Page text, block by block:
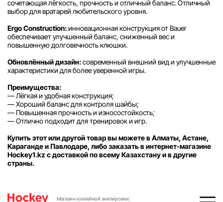
сочетающая лёгкость, прочность и отличный баланс. Отличный
выбор для вратарей любительского уровня.
Ergo Construction:инновационная конструкция от Bauer
обеспечивает улучшенный баланс, сниженный вес и
повышенную долговечность клюшки.
Обновлённый дизайн:современный внешний вид и улучшенные
характеристики для более уверенной игры.
Преимущества:
— Лёгкая и удобная конструкция;
— Хороший баланс для контроля шайбы;
— Повышенная прочность и износостойкость;
— Отлично подходит для тренировок и игр.
Купить этот или другой товар вы можете в Алматы, Астане,
Караганде и Павлодаре, либо заказать в интернет-магазине
Hockey1.kz с доставкой по всему Казахстану и в другие
страны.
Магазин хоккейной экипировки: